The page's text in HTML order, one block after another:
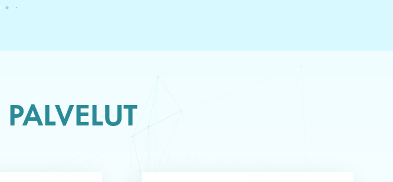
PALVELUT